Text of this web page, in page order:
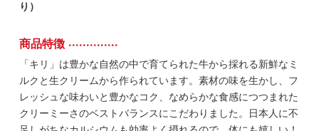
り）
商品特徴
「キリ」は豊かな自然の中で育てられた牛から採れる新鮮なミ
ルクと生クリームから作られています。素材の味を生かし、フ
レッシュな味わいと豊かなコク、なめらかな食感につつまれた
クリーミーさのベストバランスにこだわりました。日本人に不